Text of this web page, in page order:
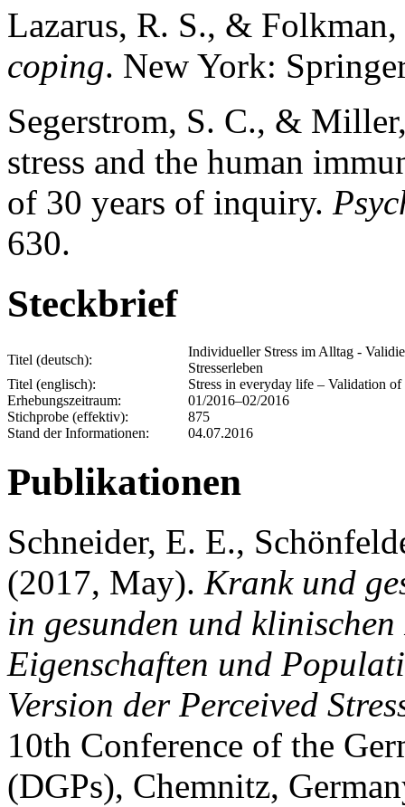
Lazarus, R. S., &
coping. New York:
Segerstrom, S. C., &
stress and the human
of 30 years of inquiry.
630.
Steckbrief
Titel (deutsch):
Individueller Stress im Alltag -
Stresserleben
Titel (englisch):
Stress in everyday life – Validation
Erhebungszeitraum:
01/2016–02/2016
Stichprobe (effektiv):
875
Stand der Informationen:
04.07.2016
Publikationen
Schneider, E. E.,
(2017, May). Krank und
in gesunden und
Eigenschaften und
Version der Perceived
10th Conference of the
(DGPs), Chemnitz,